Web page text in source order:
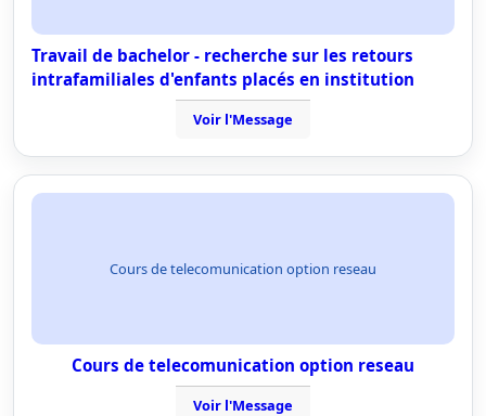
Travail de bachelor - recherche sur les retours
intrafamiliales d'enfants placés en institution
Voir l'Message
Cours de telecomunication option reseau
Cours de telecomunication option reseau
Voir l'Message